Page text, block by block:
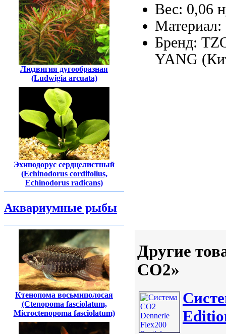
Людвигия дугообразная
(Ludwigia arcuata)
Эхинодорус сердцелистный
(Echinodorus cordifolius,
Echinodorus radicans)
Аквариумные рыбы
Ктенопома восьмиполосая
(Ctenopoma fasciolatum,
Microctenopoma fasciolatum)
Вес: 0,06
Материал:
Бренд:
YANG
Другие
CO2»